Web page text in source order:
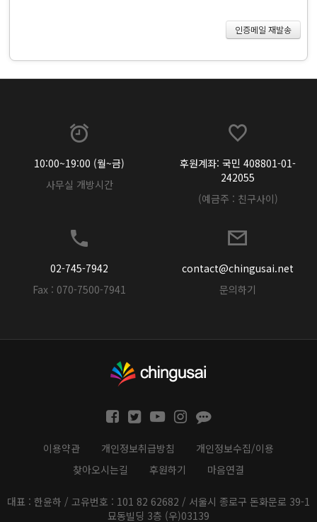
10:00~19:00 (월~금)
사무실 개방시간
후원계좌: 국민 408801-01-
242055
(예금주 : 친구사이)
02-745-7942
Fax : 070-7500-7941
contact@chingusai.net
문의하기
이용약관 개인정보취급방침
개인정보수집/이용
찾아오시는길
후원하기 마음연결
대표 : 한윤하 / 고유번호 : 101 82 62682 / 서울시 종로구 돈화문로 39-1
묘동빌딩 3층 (우)03139